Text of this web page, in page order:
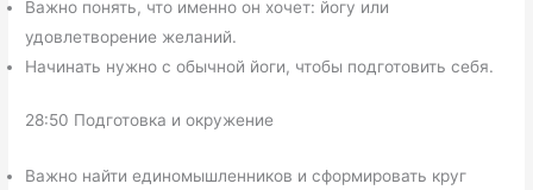
Важно понять, что именно он хочет: йогу или
удовлетворение желаний.
Начинать нужно с обычной йоги, чтобы подготовить себя.
28:50 Подготовка и окружение
Важно найти единомышленников и сформировать круг